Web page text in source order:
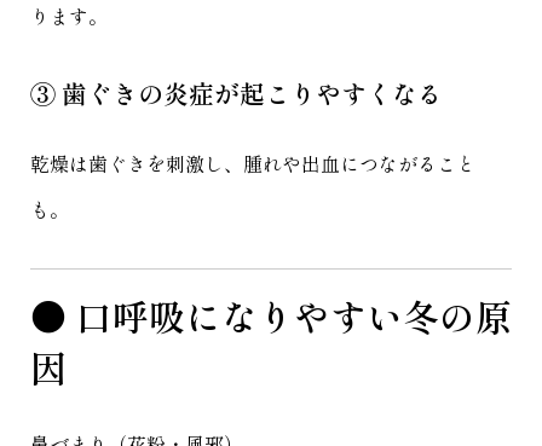
ります。
③ 歯ぐきの炎症が起こりやすくなる
乾燥は歯ぐきを刺激し、腫れや出血につながること
も。
● 口呼吸になりやすい冬の原
因